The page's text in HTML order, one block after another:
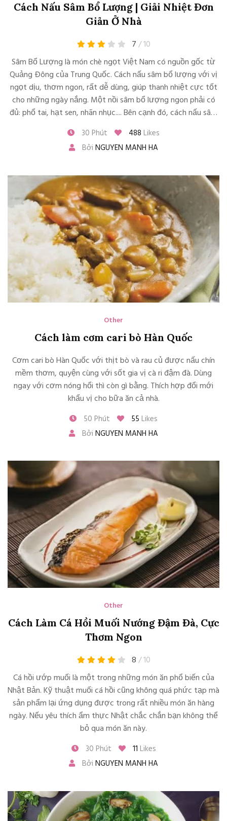
Cách Nấu Sâm Bổ Lượng | Giải Nhiệt Đơn
Giản Ở Nhà
7/ 10
Sâm Bổ Lượng là món chè ngọt Việt Nam có nguồn gốc từ
Quảng Đông của Trung Quốc. Cách nấu sâm bổ lượng với vị
ngọt dịu, thơm ngon, rất dễ dùng, giúp thanh nhiệt cực tốt
cho những ngày nắng. Một nồi sâm bổ lượng ngon phải có
đủ: phổ tai, hạt sen, nhãn nhục.... Bên cạnh đó, cách nấu sâm
bổ lượng cũng rất đơn giản, chỉ cần 30 phút là đã có thể
hoàn thành rồi nhé.
30 Phút 488 Likes
Bởi NGUYEN MANH HA
Other
Cách làm cơm cari bò Hàn Quốc
Cơm cari bò Hàn Quốc với thịt bò và rau củ được nấu chín
mềm thơm, quyện cùng với sốt gia vị cà ri đậm đà. Dùng
ngay với cơm nóng hổi thì còn gì bằng. Thích hợp đổi mới
khẩu vị cho bữa ăn cả nhà.
50 Phút 55 Likes
Bởi NGUYEN MANH HA
Other
Cách Làm Cá Hồi Muối Nướng Đậm Đà, Cực
Thơm Ngon
8/ 10
Cá hồi ướp muối là một trong những món ăn phổ biến của
Nhật Bản. Kỹ thuật muối cá hồi cũng không quá phức tạp mà
sản phẩm lại ứng dụng được trong rất nhiều món ăn hàng
ngày. Nếu yêu thích ẩm thực Nhật chắc chắn bạn không thể
bỏ qua món ăn này.
30 Phút 11 Likes
Bởi NGUYEN MANH HA